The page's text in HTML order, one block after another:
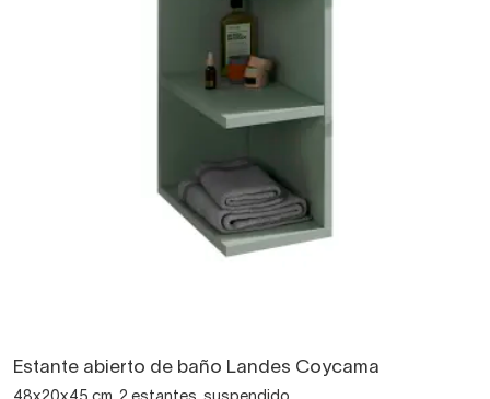
Estante abierto de baño Landes Coycama